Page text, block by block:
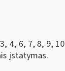
4, 6, 7, 8, 9,
įstatymas.